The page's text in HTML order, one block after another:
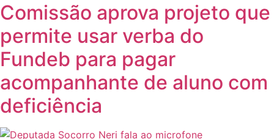
Comissão aprova projeto que
permite usar verba do
Fundeb para pagar
acompanhante de aluno com
deficiência